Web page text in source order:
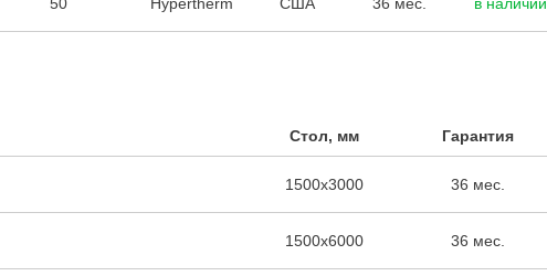
Стол, мм Гарантия
1500х3000 36 мес.
1500х6000 36 мес.